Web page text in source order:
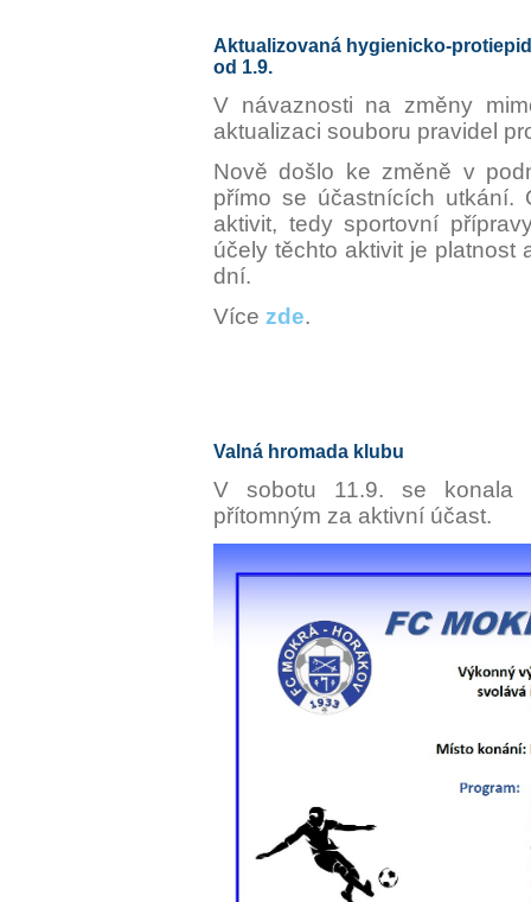
Aktualizovaná hygienicko-
od 1.9.
V návaznosti na změny
aktualizaci souboru pravidel
Nově došlo ke změně v
přímo se účastnících utkání.
aktivit, tedy sportovní
účely těchto aktivit je platnost
dní.
Více zde.
Valná hromada klubu
V sobotu 11.9. se konala
přítomným za aktivní účast.